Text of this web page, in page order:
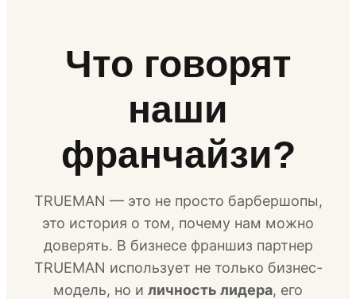
Что говорят
наши
франчайзи?
TRUEMAN — это не просто барбершопы,
это история о том, почему нам можно
доверять. В бизнесе франшиз партнер
TRUEMAN использует не только бизнес-
модель, но и личность лидера, его